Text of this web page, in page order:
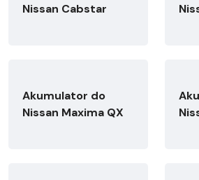
Nissan Cabstar
Akumulator do
Nissan Maxima QX